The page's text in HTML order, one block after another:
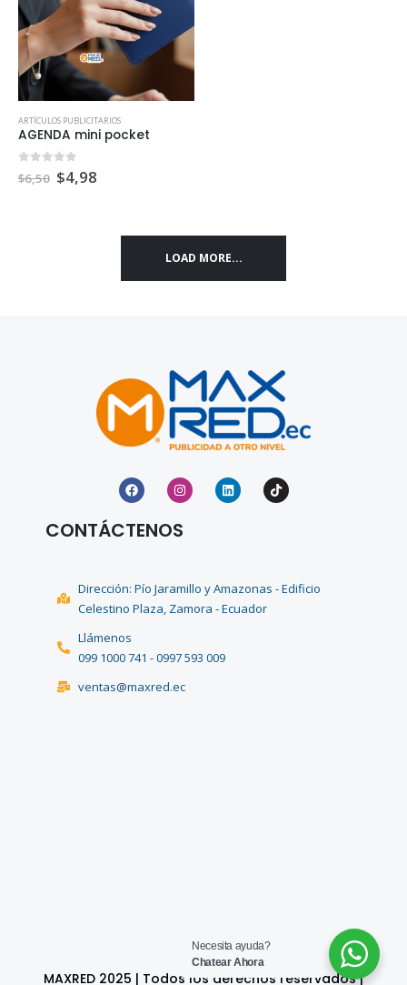
ARTÍCULOS PUBLICITARIOS
AGENDA mini pocket
out of 5
$6,50 $4,98
LOAD MORE...
CONTÁCTENOS
Dirección: Pío Jaramillo y Amazonas - Edificio
Celestino Plaza, Zamora - Ecuador
Llámenos
099 1000 741 - 0997 593 009
ventas@maxred.ec
MAXRED 2025 | Todos los derechos reservados |
Necesita ayuda?
Chatear Ahora